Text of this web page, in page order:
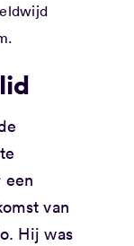
van
Hij was